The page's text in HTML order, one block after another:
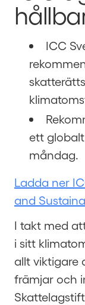
ICC
ett
måndag.
Ladda ner
and
I takt med
i sitt
allt viktigare
främjar och